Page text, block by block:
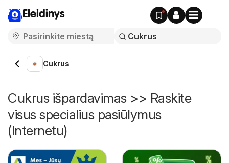
Eleidinys
Cukrus
Cukrus išpardavimas >> Raskite
visus specialius pasiūlymus
(Internetu)